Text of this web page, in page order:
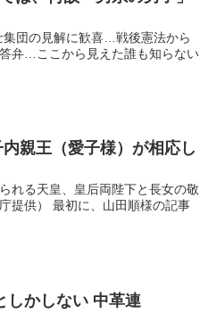
団の見解に歓喜…戦後憲法から
弁…ここから見えた誰も知らない
親王（愛子様）が相応し
れる天皇、皇后両陛下と長女の敬
提供） 最初に、山田順様の記事
しかしない 中革連